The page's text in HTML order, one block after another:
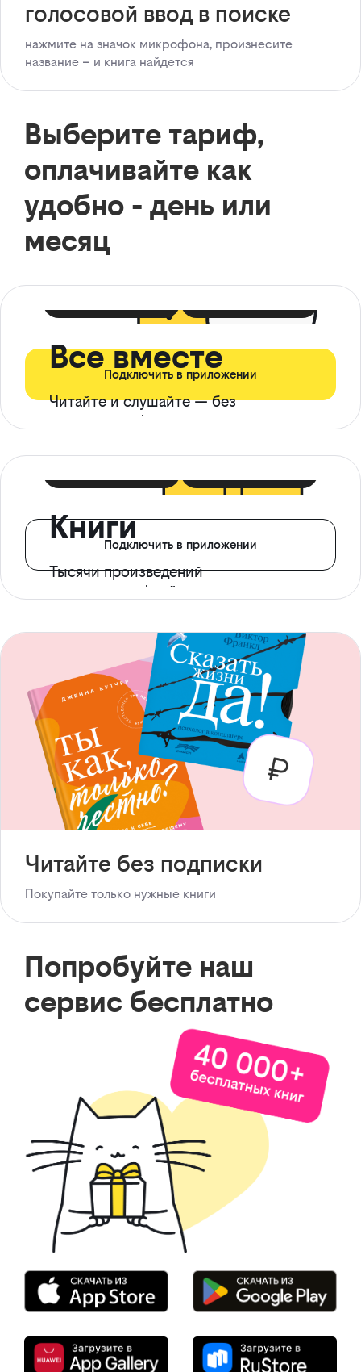
голосовой ввод в поиске
нажмите на значок микрофона, произнесите
название – и книга найдется
Выберите тариф,
оплачивайте как
удобно - день или
месяц
Все вместе
Читайте и слушайте — без
ограничений*
Подключить в приложении
Книги
Тысячи произведений
с доступом офлайн
Подключить в приложении
Читайте без подписки
Покупайте только нужные книги
Попробуйте наш
сервис бесплатно